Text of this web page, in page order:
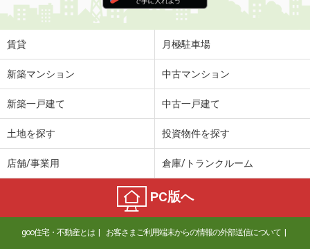
賃貸 月極駐車場
新築マンション 中古マンション
新築一戸建て 中古一戸建て
土地を探す 投資物件を探す
店舗/事業用 倉庫/トランクルーム
PC版へ
goo住宅・不動産とは お客さまご利用端末からの情報の外部送信について